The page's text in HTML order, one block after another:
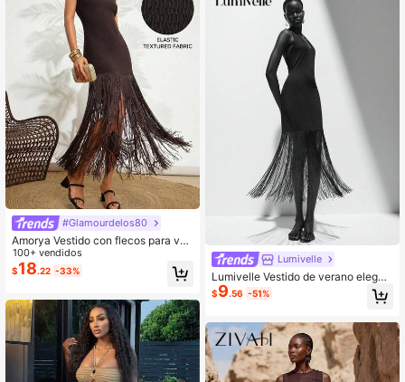
#Glamourdelos80
Amorya Vestido con flecos para vac
aciones y playa para mujer
100+ vendidos
$18.22 -33%
Lumivelle
Lumivelle Vestido de verano elegan
te para mujer, Vestido con flecos pa
ra mujer, Vestido de fiesta
$9.56 -51%